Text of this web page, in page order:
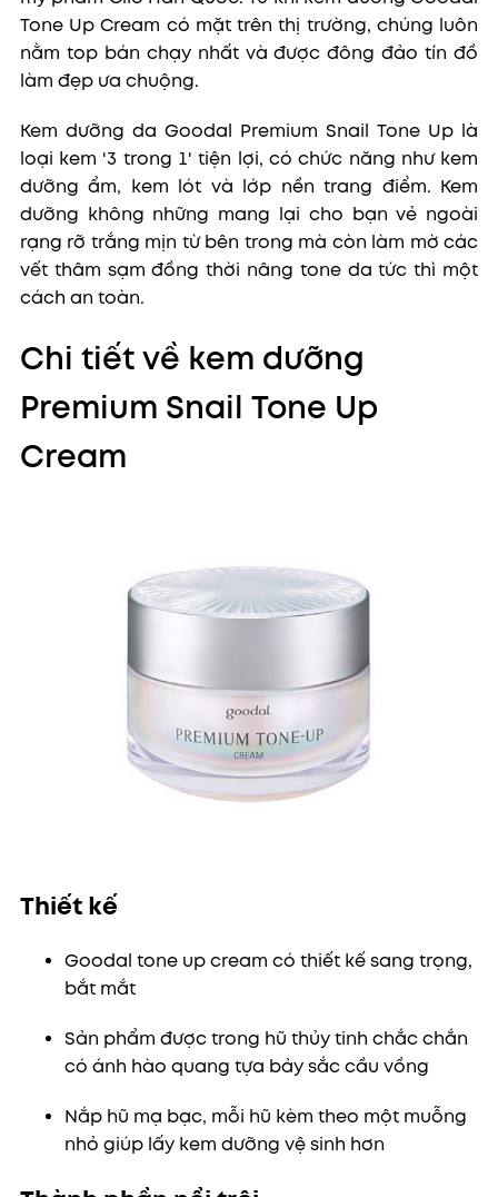
Tone Up Cream có mặt trên thị trường, chúng luôn
nằm top bán chạy nhất và được đông đảo tín đồ
làm đẹp ưa chuộng.
Kem dưỡng da Goodal Premium Snail Tone Up là
loại kem '3 trong 1' tiện lợi, có chức năng như kem
dưỡng ẩm, kem lót và lớp nền trang điểm. Kem
dưỡng không những mang lại cho bạn vẻ ngoài
rạng rỡ trắng mịn từ bên trong mà còn làm mờ các
vết thâm sạm đồng thời nâng tone da tức thì một
cách an toàn.
Chi tiết về kem dưỡng
Premium Snail Tone Up
Cream
Thiết kế
Goodal tone up cream có thiết kế sang trọng,
bắt mắt
Sản phẩm được trong hũ thủy tinh chắc chắn
có ánh hào quang tựa bảy sắc cầu vồng
Nắp hũ mạ bạc, mỗi hũ kèm theo một muỗng
nhỏ giúp lấy kem dưỡng vệ sinh hơn